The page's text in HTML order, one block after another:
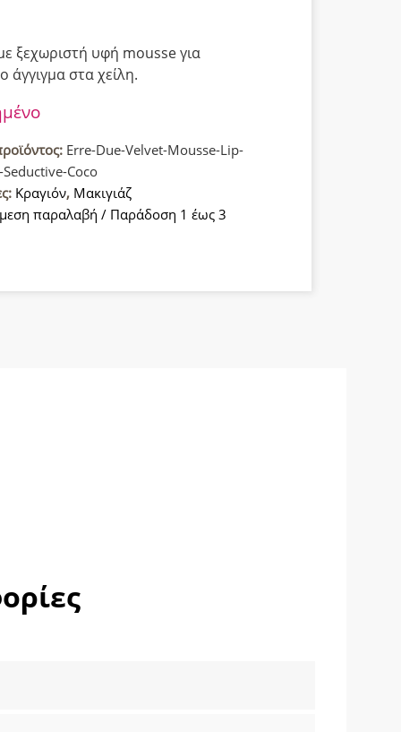
ξεχωριστή υφή mousse για
άγγιγμα στα χείλη.
Erre-Due-Velvet-Mousse-Lip-
Coco
Κραγιόν, Μακιγιάζ
παραλαβή / Παράδοση 1 έως 3